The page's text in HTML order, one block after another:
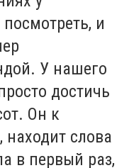
и
У нашего
достичь
Он к
слова
в первый раз,